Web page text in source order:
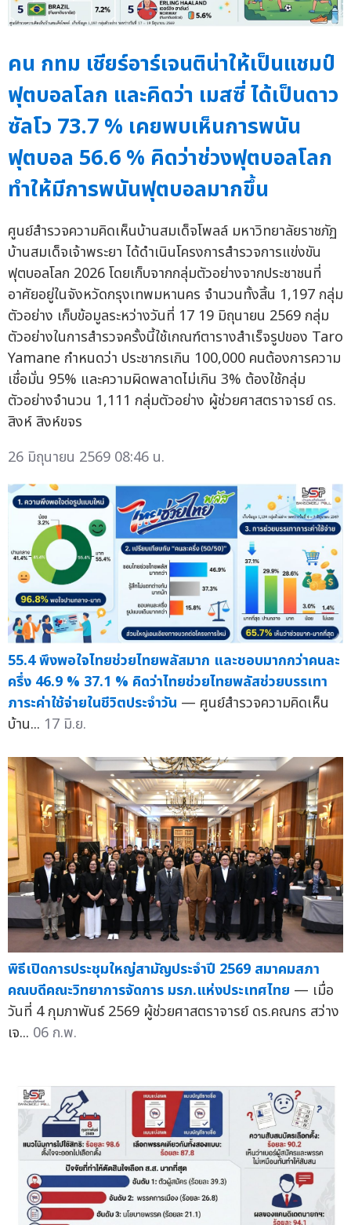
คน กทม เชียร์อาร์เจนติน่าให้เป็นแชมป์
ฟุตบอลโลก และคิดว่า เมสซี่ ได้เป็นดาว
ซัลโว 73.7 % เคยพบเห็นการพนัน
ฟุตบอล 56.6 % คิดว่าช่วงฟุตบอลโลก
ทำให้มีการพนันฟุตบอลมากขึ้น
ศูนย์สำรวจความคิดเห็นบ้านสมเด็จโพลล์ มหาวิทยาลัยราชภัฏ
บ้านสมเด็จเจ้าพระยา ได้ดำเนินโครงการสำรวจการแข่งขัน
ฟุตบอลโลก 2026 โดยเก็บจากกลุ่มตัวอย่างจากประชาชนที่
อาศัยอยู่ในจังหวัดกรุงเทพมหานคร จำนวนทั้งสิ้น 1,197 กลุ่ม
ตัวอย่าง เก็บข้อมูลระหว่างวันที่ 17 19 มิถุนายน 2569 กลุ่ม
ตัวอย่างในการสำรวจครั้งนี้ใช้เกณฑ์ตารางสำเร็จรูปของ Taro
Yamane กำหนดว่า ประชากรเกิน 100,000 คนต้องการความ
เชื่อมั่น 95% และความผิดพลาดไม่เกิน 3% ต้องใช้กลุ่ม
ตัวอย่างจำนวน 1,111 กลุ่มตัวอย่าง ผู้ช่วยศาสตราจารย์ ดร.
สิงห์ สิงห์ขจร
26 มิถุนายน 2569 08:46 น.
55.4 พึงพอใจไทยช่วยไทยพลัสมาก และชอบมากกว่าคนละ
ครึ่ง 46.9 % 37.1 % คิดว่าไทยช่วยไทยพลัสช่วยบรรเทา
ภาระค่าใช้จ่ายในชีวิตประจำวัน — ศูนย์สำรวจความคิดเห็น
บ้าน... 17 มิ.ย.
พิธีเปิดการประชุมใหญ่สามัญประจำปี 2569 สมาคมสภา
คณบดีคณะวิทยาการจัดการ มรภ.แห่งประเทศไทย — เมื่อ
วันที่ 4 กุมภาพันธ์ 2569 ผู้ช่วยศาสตราจารย์ ดร.คณกร สว่าง
เจ... 06 ก.พ.